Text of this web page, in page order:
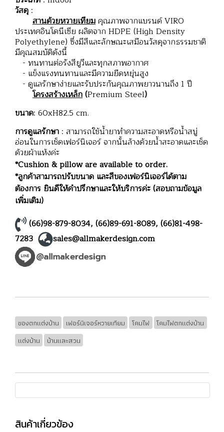
วัสดุ :
สานด้วยหวายเทียมคุณภาพจากแบรนด์ VIRO
ประเทศอินโดนีเซีย ผลิตจาก HDPE (High Density
Polyethylene) ซึ่งมีสีและลักษณะเสมือนวัสดุจากธรรมชาติ
มีคุณสมบัติดังนี้
- ทนทานต่อรังสียูวีและทุกสภาพอากาศ
- แข็งแรงทนทานและมีความยืดหยุ่นสูง
- ดูแลรักษาง่ายและรับประกันคุณภาพยาวนานถึง 1 ปี
โครงสร้างเหล็ก(Premium Steel)
ขนาด: 60xH82.5 cm.
การดูแลรักษา : สามารถใช้น้ำยาทำความสะอาดหรือน้ำสบู่
อ่อนในการเช็ดเฟอร์นิเจอร์ จากนั้นล้างด้วยน้ำสะอาดและเช็ด
ด้วยผ้าแห้งค่ะ
*Cushion & pillow are available to order.
*ลูกค้าสามารถปรับขนาด และสีของเฟอร์นิเจอร์ได้ตาม
ต้องการ ยินดีให้คำปรึกษาและให้บริการค่ะ (สอบถามข้อมูล
เพิ่มเติม)
(66)98-879-8034, (66)89-691-8089, (66)81-498-
7283
sales@allmakerdesign.com
ของตกแต่งบ้าน เฟอร์นิเจอร์หวายเทียม โคมไฟ
โคมไฟตกแต่งบ้าน
แต่งบ้าน
บ้านและสวน
สินค้าเกี่ยวข้อง